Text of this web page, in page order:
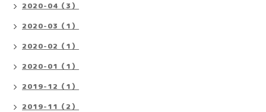
2020-04（3）
2020-03（1）
2020-02（1）
2020-01（1）
2019-12（1）
2019-11（2）